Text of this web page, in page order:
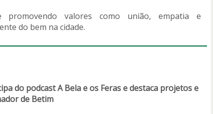
valores como união, empatia e
do bem na cidade.
do podcast A Bela e os Feras e destaca projetos e
de Betim